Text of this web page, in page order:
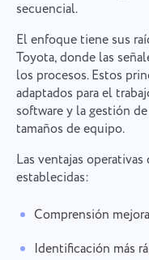
secuencial.
El enfoque tiene sus
Toyota, donde las
los procesos. Estos
adaptados para el
software y la gestión
tamaños de equipo.
Las ventajas
establecidas:
Comprensión
Identificación más